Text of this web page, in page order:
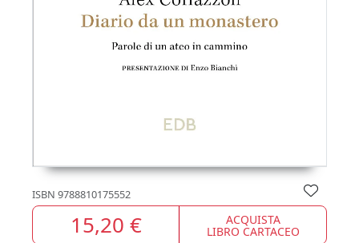
ISBN 9788810175552
15,20 € ACQUISTA
LIBRO CARTACEO